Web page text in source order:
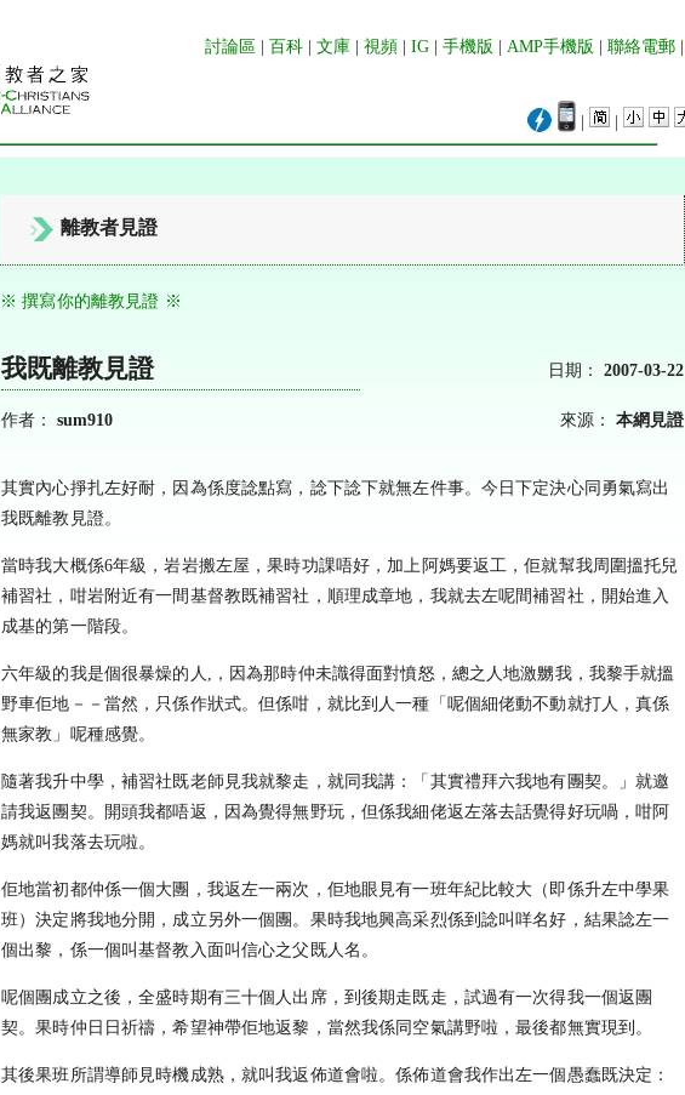
討論區 百科 文庫 視頻 IG 手機版 AMP手機版 聯絡電郵
離教者見證
※ 撰寫你的離教見證 ※
我既離教見證 日期： 2007-03-22
作者： sum910 來源： 本網見證
其實內心掙扎左好耐，因為係度諗點寫，諗下諗下就無左件事。今日下定決心同勇氣寫出
我既離教見證。
當時我大概係6年級，岩岩搬左屋，果時功課唔好，加上阿媽要返工，佢就幫我周圍搵托兒
補習社，咁岩附近有一間基督教既補習社，順理成章地，我就去左呢間補習社，開始進入
成基的第一階段。
六年級的我是個很暴燥的人,，因為那時仲未識得面對憤怒，總之人地激嬲我，我黎手就搵
野車佢地－－當然，只係作狀式。但係咁，就比到人一種「呢個細佬動不動就打人，真係
無家教」呢種感覺。
隨著我升中學，補習社既老師見我就黎走，就同我講：「其實禮拜六我地有團契。」就邀
請我返團契。開頭我都唔返，因為覺得無野玩，但係我細佬返左落去話覺得好玩喎，咁阿
媽就叫我落去玩啦。
佢地當初都仲係一個大團，我返左一兩次，佢地眼見有一班年紀比較大（即係升左中學果
班）決定將我地分開，成立另外一個團。果時我地興高采烈係到諗叫咩名好，結果諗左一
個出黎，係一個叫基督教入面叫信心之父既人名。
呢個團成立之後，全盛時期有三十個人出席，到後期走既走，試過有一次得我一個返團
契。果時仲日日祈禱，希望神帶佢地返黎，當然我係同空氣講野啦，最後都無實現到。
其後果班所謂導師見時機成熟，就叫我返佈道會啦。係佈道會我作出左一個愚蠢既決定：